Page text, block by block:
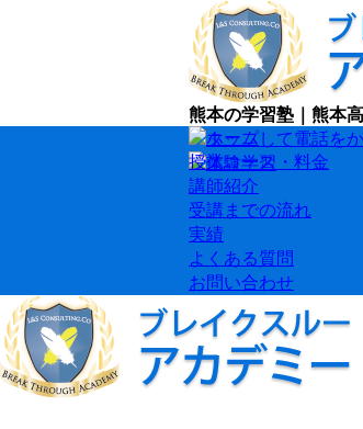
熊本の学習塾｜熊本
授業コース・料金
講師紹介
受講までの流れ
実績
よくある質問
お問い合わせ